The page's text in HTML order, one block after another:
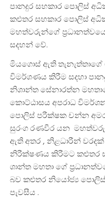
පානදුර සහකාර පොලිස්
කළුතර සහකාර පොලිස්
මහත්වරුන්ගේ
සදහන් වේ.
මියගොස් ඇති
විමර්ශණය කිරීම සදහා
නිශාන්ත සේනාරත්න
කොට්ඨාසය අපරාධ
පොලිස් පරීක්ෂක චන්න
සුරංග රණවීර යන
ඇති අතර , නිළධාරීන්
නිරීක්ෂණය කිරීමට කළුතර
ශාන්ත මහතා ගේ
බව කළුතර නියෝජ්‍ය
පැවසීය .